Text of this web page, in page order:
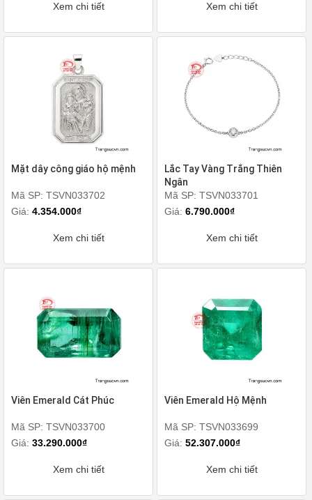
Xem chi tiết Xem chi tiết
Mặt dây công giáo hộ mệnh
Mã SP: TSVN033702
Giá: 4.354.000₫
Xem chi tiết
Lắc Tay Vàng Trắng Thiên
Ngân
Mã SP: TSVN033701
Giá:6.790.000₫
Xem chi tiết
Viên Emerald Cát Phúc
Mã SP: TSVN033700
Giá: 33.290.000₫
Xem chi tiết
Viên Emerald Hộ Mệnh
Mã SP: TSVN033699
Giá:52.307.000₫
Xem chi tiết